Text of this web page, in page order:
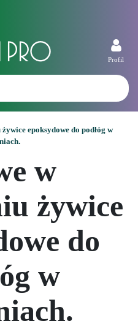
Profil
epoksydowe do podłóg w
w
żywice
do
w